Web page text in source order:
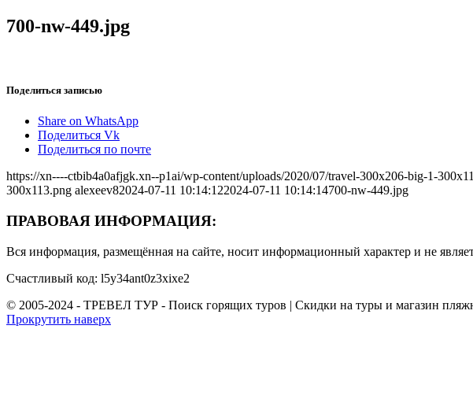
700-nw-449.jpg
Поделиться записью
Share on WhatsApp
Поделиться Vk
Поделиться по почте
https://xn----ctbib4a0afjgk.xn--p1ai/wp-content/uploads/2020/07/travel-300x206-big-1-
300x113.png alexeev82024-07-11 10:14:122024-07-11 10:14:14700-nw-449.jpg
ПРАВОВАЯ ИНФОРМАЦИЯ:
Вся информация, размещённая на сайте, носит информационный характер и не
Счастливый код: l5y34ant0z3xixe2
© 2005-2024 - ТРЕВЕЛ ТУР - Поиск горящих туров | Скидки на туры и магазин
Прокрутить наверх